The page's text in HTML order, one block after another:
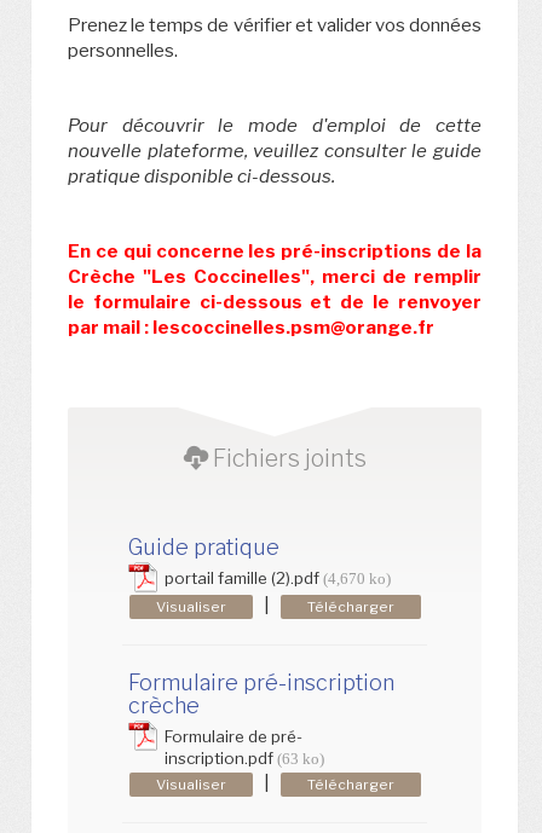
Prenez le temps de vérifier et valider vos données
personnelles.
Pour découvrir le mode d'emploi de cette
nouvelle plateforme, veuillez consulter le guide
pratique disponible ci-dessous.
En ce qui concerne les pré-inscriptions de la
Crèche "Les Coccinelles", merci de remplir
le formulaire ci-dessous et de le renvoyer
par mail : lescoccinelles.psm@orange.fr
Fichiers joints
Guide pratique
portail famille (2).pdf (4,670 ko)
Visualiser Télécharger
Formulaire pré-inscription
crèche
Formulaire de pré-
inscription.pdf (63 ko)
Visualiser Télécharger